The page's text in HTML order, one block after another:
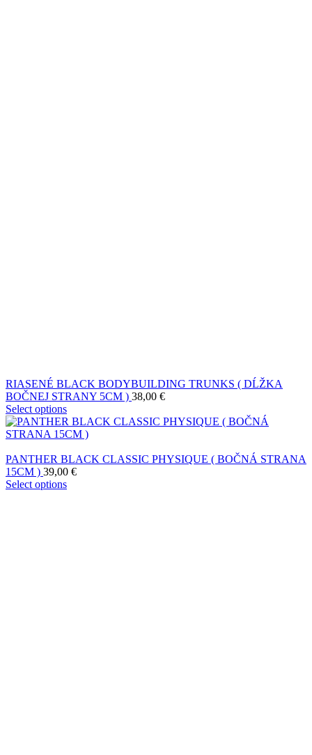
RIASENÉ BLACK BODYBUILDING TRUNKS ( DĹŽKA
BOČNEJ STRANY 5CM ) 38,00 €
Select options
PANTHER BLACK CLASSIC PHYSIQUE ( BOČNÁ STRANA
15CM ) 39,00 €
Select options